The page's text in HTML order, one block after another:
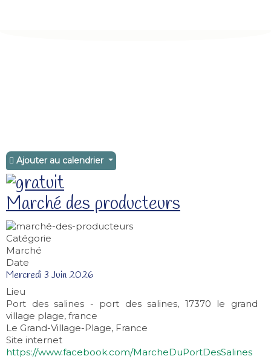
Ajouter au calendrier
Marché des producteurs
Catégorie
Marché
Date
Mercredi 3 Juin 2026
Lieu
Port des salines - port des salines, 17370 le grand
village plage, france
Le Grand-Village-Plage, France
Site internet
https://www.facebook.com/MarcheDuPortDesSalines